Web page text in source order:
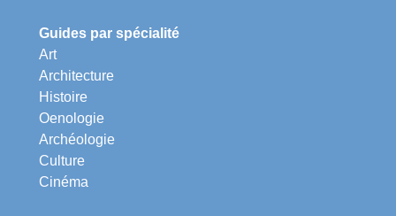
Guides par spécialité
Art
Architecture
Histoire
Oenologie
Archéologie
Culture
Cinéma